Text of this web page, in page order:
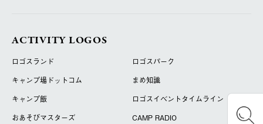
ACTIVITY LOGOS
ロゴスランド
ロゴスパーク
キャンプ場ドットコム
まめ知識
キャンプ飯
ロゴスイベントタイムライン
おあそびマスターズ
CAMP RADIO